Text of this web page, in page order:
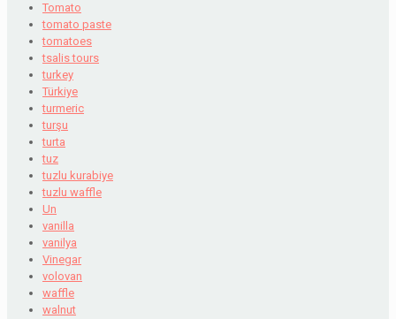
Tomato
tomato paste
tomatoes
tsalis tours
turkey
Türkiye
turmeric
turşu
turta
tuz
tuzlu kurabiye
tuzlu waffle
Un
vanilla
vanilya
Vinegar
volovan
waffle
walnut